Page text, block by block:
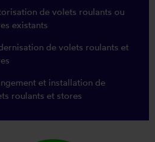
de volets roulants ou
existants
de volets roulants et
et installation de
roulants et stores